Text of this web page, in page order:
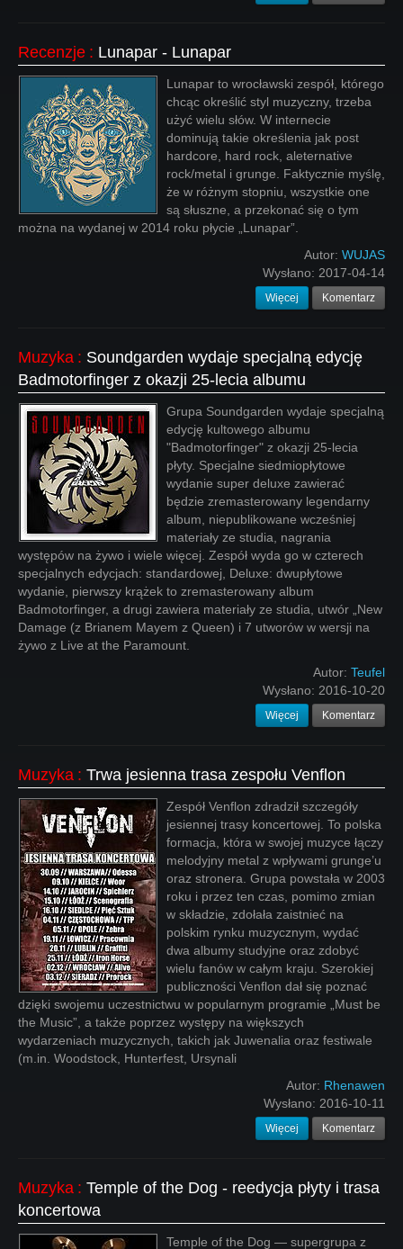
Recenzje : Lunapar - Lunapar
Lunapar to wrocławski zespół, którego
chcąc określić styl muzyczny, trzeba
użyć wielu słów. W internecie
dominują takie określenia jak post
hardcore, hard rock, aleternative
rock/metal i grunge. Faktycznie myślę,
że w różnym stopniu, wszystkie one
są słuszne, a przekonać się o tym
można na wydanej w 2014 roku płycie „Lunapar”.
Autor: WUJAS
Wysłano: 2017-04-14
Więcej Komentarz
Muzyka : Soundgarden wydaje specjalną edycję
Badmotorfinger z okazji 25-lecia albumu
Grupa Soundgarden wydaje specjalną
edycję kultowego albumu
"Badmotorfinger" z okazji 25-lecia
płyty. Specjalne siedmiopłytowe
wydanie super deluxe zawierać
będzie zremasterowany legendarny
album, niepublikowane wcześniej
materiały ze studia, nagrania
występów na żywo i wiele więcej. Zespół wyda go w czterech
specjalnych edycjach: standardowej, Deluxe: dwupłytowe
wydanie, pierwszy krążek to zremasterowany album
Badmotorfinger, a drugi zawiera materiały ze studia, utwór „New
Damage (z Brianem Mayem z Queen) i 7 utworów w wersji na
żywo z Live at the Paramount.
Autor: Teufel
Wysłano: 2016-10-20
Więcej Komentarz
Muzyka : Trwa jesienna trasa zespołu Venflon
Zespół Venflon zdradził szczegóły
jesiennej trasy koncertowej. To polska
formacja, która w swojej muzyce łączy
melodyjny metal z wpływami grunge’u
oraz stronera. Grupa powstała w 2003
roku i przez ten czas, pomimo zmian
w składzie, zdołała zaistnieć na
polskim rynku muzycznym, wydać
dwa albumy studyjne oraz zdobyć
wielu fanów w całym kraju. Szerokiej
publiczności Venflon dał się poznać
dzięki swojemu uczestnictwu w popularnym programie „Must be
the Music”, a także poprzez występy na większych
wydarzeniach muzycznych, takich jak Juwenalia oraz festiwale
(m.in. Woodstock, Hunterfest, Ursynali
Autor: Rhenawen
Wysłano: 2016-10-11
Więcej Komentarz
Muzyka : Temple of the Dog - reedycja płyty i trasa
koncertowa
Temple of the Dog — supergrupa z